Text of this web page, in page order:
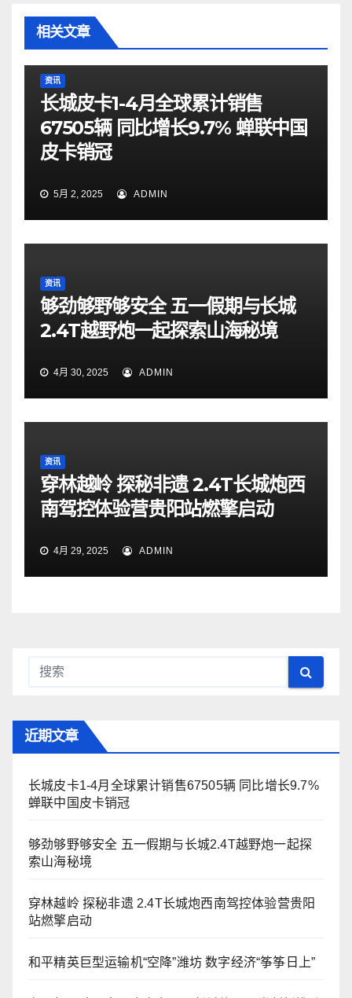
相关文章
资讯
长城皮卡1-4月全球累计销售
67505辆 同比增长9.7% 蝉联中国
皮卡销冠
5月 2, 2025 ADMIN
资讯
够劲够野够安全 五一假期与长城
2.4T越野炮一起探索山海秘境
4月 30, 2025 ADMIN
资讯
穿林越岭 探秘非遗 2.4T长城炮西
南驾控体验营贵阳站燃擎启动
4月 29, 2025 ADMIN
近期文章
长城皮卡1-4月全球累计销售67505辆 同比增长9.7%
蝉联中国皮卡销冠
够劲够野够安全 五一假期与长城2.4T越野炮一起探
索山海秘境
穿林越岭 探秘非遗 2.4T长城炮西南驾控体验营贵阳
站燃擎启动
和平精英巨型运输机“空降”潍坊 数字经济“筝筝日上”